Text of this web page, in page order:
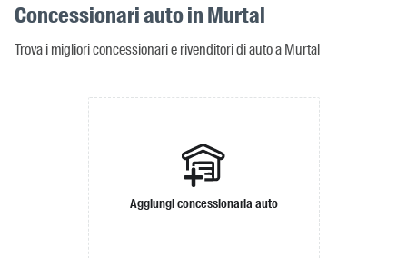
Concessionari auto in Murtal
Trova i migliori concessionari e rivenditori di auto a Murtal
Aggiungi concessionaria auto